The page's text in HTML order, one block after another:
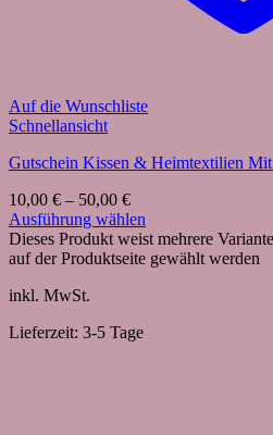
Auf die Wunschliste
Schnellansicht
Gutschein Kissen & Heimtextilien
10,00 € – 50,00 €
Ausführung wählen
Dieses Produkt weist mehrere
auf der Produktseite gewählt werden
inkl. MwSt.
Lieferzeit: 3-5 Tage